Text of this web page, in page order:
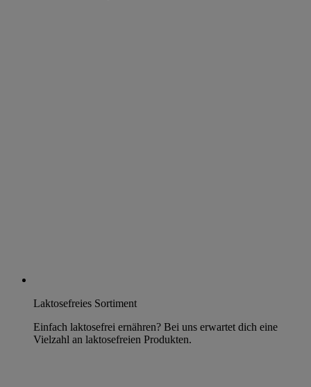
Laktosefreies Sortiment
Einfach laktosefrei ernähren? Bei uns erwartet dich eine
Vielzahl an laktosefreien Produkten.